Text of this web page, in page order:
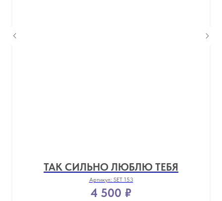
ТАК СИЛЬНО ЛЮБЛЮ ТЕБЯ
Артикул: SET 153
4 500 ₽